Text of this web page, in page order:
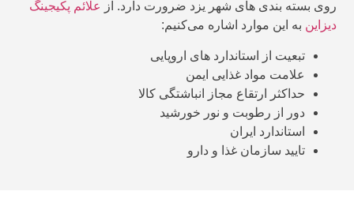
روی بسته بندی های شهر یزد ضرورت دارد. از
علائم پکیجینگ
دیزاین به این موارد اشاره می‌کنیم:
تبعیت از استاندارد های اروپایی
علامت مواد غذایی ایمن
حداکثر ارتقاع مجاز انباشتگی کالا
دور از رطوبت و نور خورشید
استاندارد ایران
تایید سازمان غذا و دارو